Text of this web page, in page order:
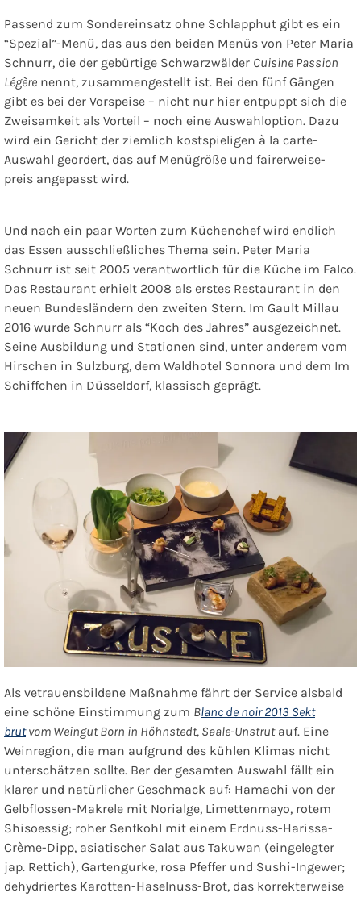
Passend zum Sondereinsatz ohne Schlapphut gibt es ein
“Spezial”-Menü, das aus den beiden Menüs von Peter Maria
Schnurr, die der gebürtige Schwarzwälder Cuisine Passion
Légère nennt, zusammengestellt ist. Bei den fünf Gängen
gibt es bei der Vorspeise – nicht nur hier entpuppt sich die
Zweisamkeit als Vorteil – noch eine Auswahloption. Dazu
wird ein Gericht der ziemlich kostspieligen à la carte-
Auswahl geordert, das auf Menügröße und fairerweise-
preis angepasst wird.
Und nach ein paar Worten zum Küchenchef wird endlich
das Essen ausschließliches Thema sein. Peter Maria
Schnurr ist seit 2005 verantwortlich für die Küche im Falco.
Das Restaurant erhielt 2008 als erstes Restaurant in den
neuen Bundesländern den zweiten Stern. Im Gault Millau
2016 wurde Schnurr als “Koch des Jahres” ausgezeichnet.
Seine Ausbildung und Stationen sind, unter anderem vom
Hirschen in Sulzburg, dem Waldhotel Sonnora und dem Im
Schiffchen in Düsseldorf, klassisch geprägt.
Als vetrauensbildene Maßnahme fährt der Service alsbald
eine schöne Einstimmung zum Blanc de noir 2013 Sekt
brutvom Weingut Born in Höhnstedt, Saale-Unstrutauf. Eine
Weinregion, die man aufgrund des kühlen Klimas nicht
unterschätzen sollte. Ber der gesamten Auswahl fällt ein
klarer und natürlicher Geschmack auf: Hamachi von der
Gelbflossen-Makrele mit Norialge, Limettenmayo, rotem
Shisoessig; roher Senfkohl mit einem Erdnuss-Harissa-
Crème-Dipp, asiatischer Salat aus Takuwan (eingelegter
jap. Rettich), Gartengurke, rosa Pfeffer und Sushi-Ingewer;
dehydriertes Karotten-Haselnuss-Brot, das korrekterweise